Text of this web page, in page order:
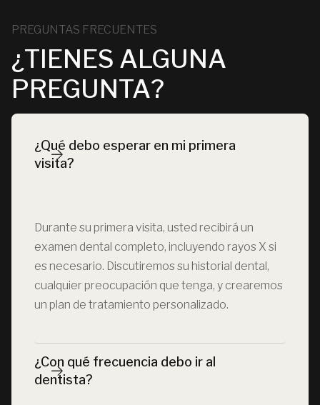
PREGUNTAS FRECUENTES
¿TIENES ALGUNA
PREGUNTA?
¿Qué debo esperar en mi primera
visita?
Durante su primera visita, usted recibirá un
examen dental completo, incluyendo rayos X si
es necesario. Discutiremos su historial dental,
cualquier preocupación que tenga, y crearemos
un plan de tratamiento personalizado.
¿Con qué frecuencia debo ir al
dentista?